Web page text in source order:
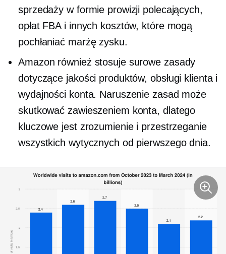
sprzedaży w formie prowizji polecających,
opłat FBA i innych kosztów, które mogą
pochłaniać marżę zysku.
Amazon również stosuje surowe zasady
dotyczące jakości produktów, obsługi klienta i
wydajności konta. Naruszenie zasad może
skutkować zawieszeniem konta, dlatego
kluczowe jest zrozumienie i przestrzeganie
wszystkich wytycznych od pierwszego dnia.